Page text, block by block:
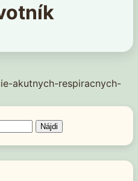
akutnych-respiracnych-